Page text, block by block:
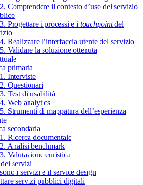
Comprendere il contesto d’uso del servizio
Progettare i processi e i touchpointdel
Realizzare l’interfaccia utente del servizio
Validare la soluzione ottenuta
primaria
Interviste
Questionari
Test di usabilità
Web analytics
Strumenti di mappatura dell’esperienza
secondaria
Ricerca documentale
Analisi benchmark
Valutazione euristica
servizi
i servizi e il service design
servizi pubblici digitali